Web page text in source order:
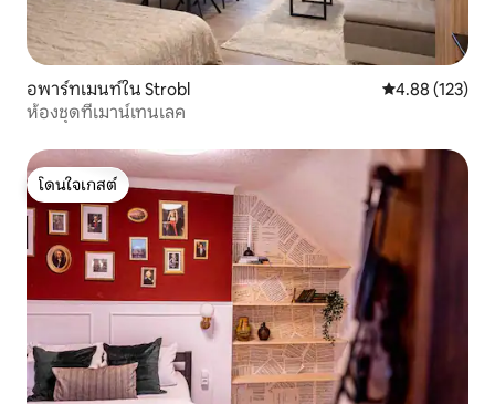
อพาร์ทเมนท์ใน Strobl คะแนนเฉลี่ย
4.88 (123)
ห้องชุดที่เมาน์เทนเลค
โดนใจเกสต์
โดนใจเกสต์